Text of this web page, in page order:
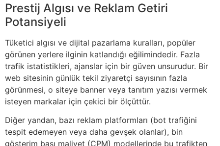
Prestij Algısı ve Reklam Getiri
Potansiyeli
Tüketici algısı ve dijital pazarlama kuralları, popüler
görünen yerlere ilginin katlandığı eğilimindedir. Fazla
trafik istatistikleri, ajanslar için bir güven unsurudur. Bir
web sitesinin günlük tekil ziyaretçi sayısının fazla
görünmesi, o siteye banner veya tanıtım yazısı vermek
isteyen markalar için çekici bir ölçüttür.
Diğer yandan, bazı reklam platformları (bot trafiğini
tespit edemeyen veya daha gevşek olanlar), bin
gösterim başı maliyet (CPM) modellerinde bu trafikten